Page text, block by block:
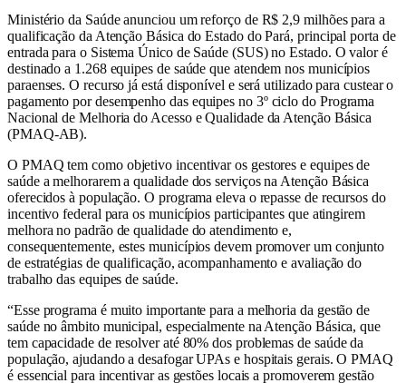
Ministério da Saúde anunciou um reforço de R$ 2,9 milhões para a
qualificação da Atenção Básica do Estado do Pará, principal porta de
entrada para o Sistema Único de Saúde (SUS) no Estado. O valor é
destinado a 1.268 equipes de saúde que atendem nos municípios
paraenses. O recurso já está disponível e será utilizado para custear o
pagamento por desempenho das equipes no 3º ciclo do Programa
Nacional de Melhoria do Acesso e Qualidade da Atenção Básica
(PMAQ-AB).
O PMAQ tem como objetivo incentivar os gestores e equipes de
saúde a melhorarem a qualidade dos serviços na Atenção Básica
oferecidos à população. O programa eleva o repasse de recursos do
incentivo federal para os municípios participantes que atingirem
melhora no padrão de qualidade do atendimento e,
consequentemente, estes municípios devem promover um conjunto
de estratégias de qualificação, acompanhamento e avaliação do
trabalho das equipes de saúde.
“Esse programa é muito importante para a melhoria da gestão de
saúde no âmbito municipal, especialmente na Atenção Básica, que
tem capacidade de resolver até 80% dos problemas de saúde da
população, ajudando a desafogar UPAs e hospitais gerais. O PMAQ
é essencial para incentivar as gestões locais a promoverem gestão